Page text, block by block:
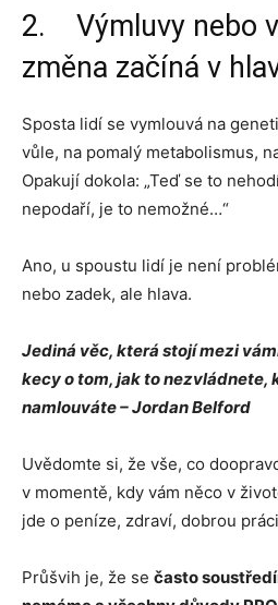
2. Výmluvy nebo
změna začíná v
Sposta lidí se vymlouvá na
vůle, na pomalý metabolismus,
Opakují dokola: „Teď se to
nepodaří, je to nemožné…“
Ano, u spoustu lidí je není
nebo zadek, ale hlava.
Jediná věc, která stojí mezi
kecy o tom, jak to nezvládnete,
namlouváte – Jordan Belford
Uvědomte si, že vše, co
v momentě, kdy vám něco v
jde o peníze, zdraví, dobrou
Průšvih je, že se často